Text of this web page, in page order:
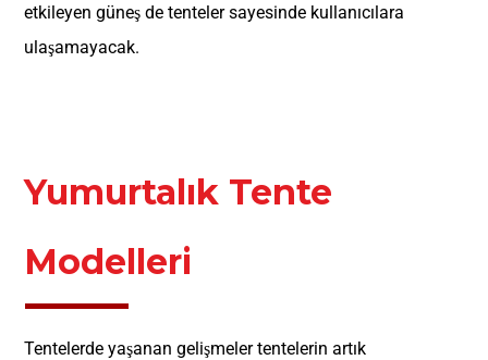
etkileyen güneş de tenteler sayesinde kullanıcılara
ulaşamayacak.
Yumurtalık Tente
Modelleri
Tentelerde yaşanan gelişmeler tentelerin artık